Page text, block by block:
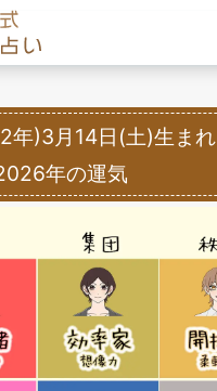
年)3月14日(土)生まれ
年の運気